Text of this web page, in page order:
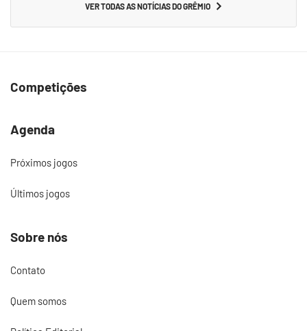
VER TODAS AS NOTÍCIAS DO GRÊMIO
Competições
Agenda
Próximos jogos
Últimos jogos
Sobre nós
Contato
Quem somos